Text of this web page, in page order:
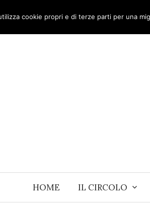
HOME IL CIRCOLO
cookie propri e di terze parti per una